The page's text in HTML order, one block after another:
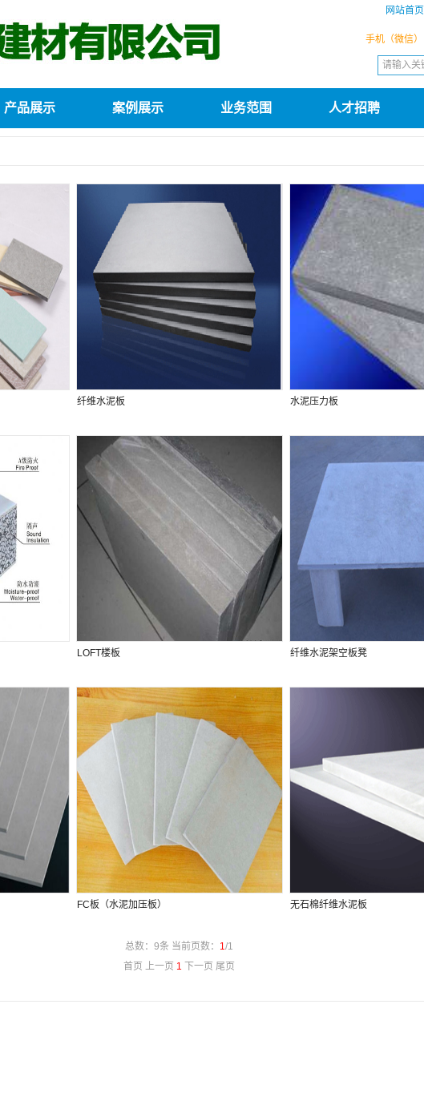
网站首页
手机（微信）
产品展示 案例展示 业务范围 人才招聘
纤维水泥板 水泥压力板
LOFT楼板 纤维水泥架空板凳
FC板（水泥加压板） 无石棉纤维水泥板
总数：9条 当前页数： 1/1
首页 上一页 1 下一页 尾页